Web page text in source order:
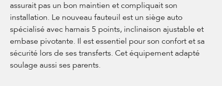
assurait pas un bon maintien et compliquait son
installation. Le nouveau fauteuil est un siège auto
spécialisé avec harnais 5 points, inclinaison ajustable et
embase pivotante. Il est essentiel pour son confort et sa
sécurité lors de ses transferts. Cet équipement adapté
soulage aussi ses parents.